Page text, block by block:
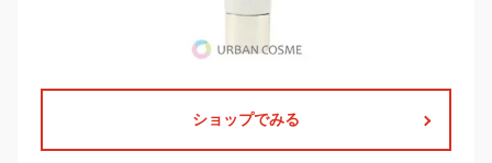
ショップでみる